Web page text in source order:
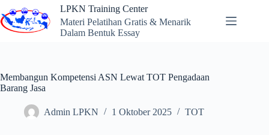
to
content
LPKN Training Center
Materi Pelatihan Gratis & Menarik
Dalam Bentuk Essay
Membangun Kompetensi ASN Lewat TOT Pengadaan
Barang Jasa
Admin LPKN 1 Oktober 2025 TOT